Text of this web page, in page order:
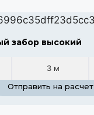
забор высокий
3 м
Отправить на расчет